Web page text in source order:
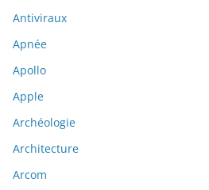
Antiviraux
Apnée
Apollo
Apple
Archéologie
Architecture
Arcom